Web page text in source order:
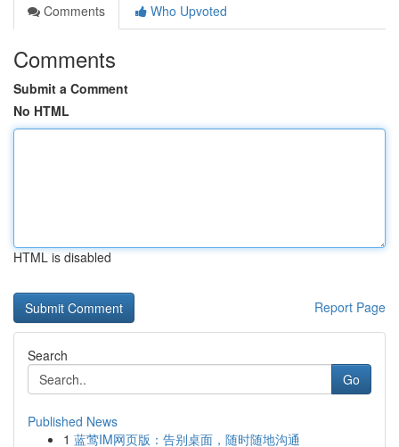
Comments
Who Upvoted
Comments
Submit a Comment
No HTML
HTML is disabled
Report Page
Search
Go
Published News
1 蓝莺IM网页版：告别桌面，随时随地沟通